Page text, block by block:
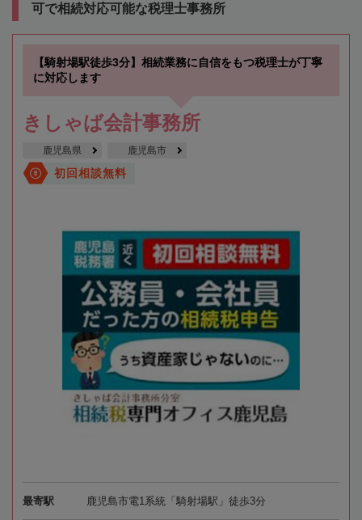
可で相続対応可能な税理士事務所
【騎射場駅徒歩3分】相続業務に自信をもつ税理士が丁寧
に対応します
きしゃば会計事務所
鹿児島県 鹿児島市
初回相談無料
最寄駅 鹿児島市電1系統「騎射場駅」徒歩3分